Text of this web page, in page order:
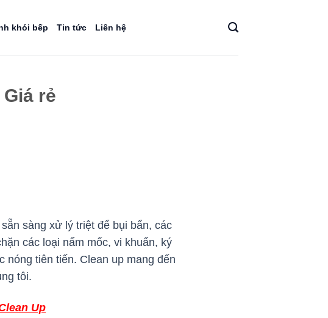
khói bếp Tin tức Liên hệ
rẻ
sàng xử lý triệt để bụi bẩn, các
các loại nấm mốc, vi khuẩn, ký
nóng tiên tiến. Clean up mang đến
tôi.
Up